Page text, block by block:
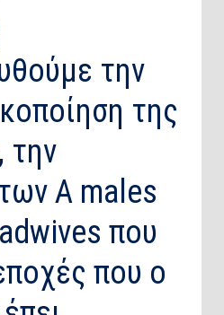
την
της
την
A males
που
που ο